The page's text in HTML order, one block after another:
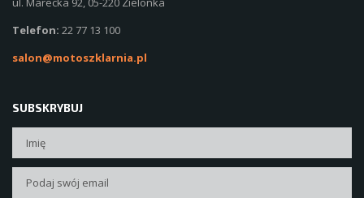
Telefon: 22 77 13 100
salon@motoszklarnia.pl
SUBSKRYBUJ